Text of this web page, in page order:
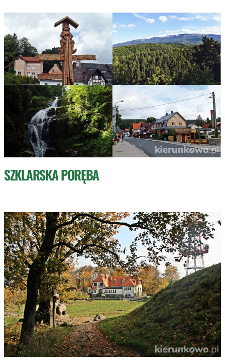
MIŁOŚCI!
SZKLARSKA PORĘBA